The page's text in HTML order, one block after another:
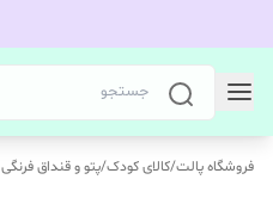
فروشگاه پالت/کالای کودک/پتو و قنداق فرنگی